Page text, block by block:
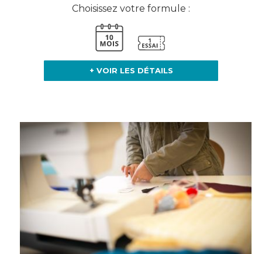
Choisissez votre formule :
+ VOIR LES DÉTAILS